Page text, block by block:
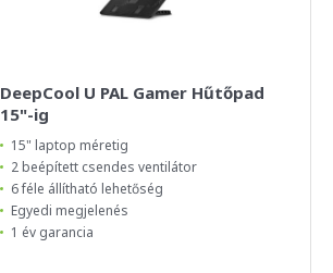
DeepCool U PAL Gamer Hűtőpad
15"-ig
15" laptop méretig
2 beépített csendes ventilátor
6 féle állítható lehetőség
Egyedi megjelenés
1 év garancia